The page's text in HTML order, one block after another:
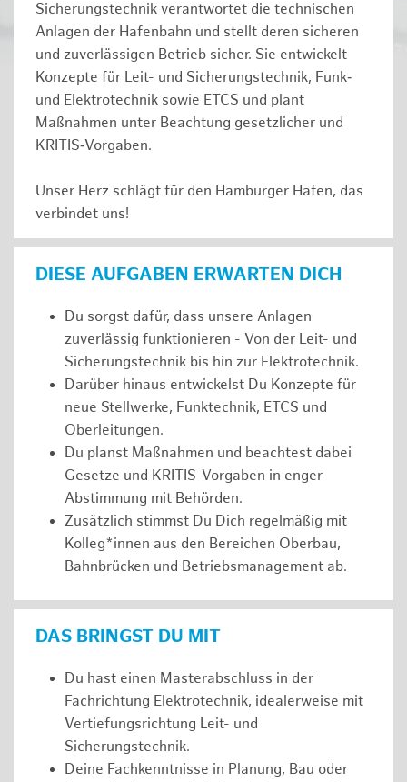
Sicherungstechnik verantwortet die technischen
Anlagen der Hafenbahn und stellt deren sicheren
und zuverlässigen Betrieb sicher. Sie entwickelt
Konzepte für Leit- und Sicherungstechnik, Funk‑
und Elektrotechnik sowie ETCS und plant
Maßnahmen unter Beachtung gesetzlicher und
KRITIS‑Vorgaben.
Unser Herz schlägt für den Hamburger Hafen, das
verbindet uns!
DIESE AUFGABEN ERWARTEN DICH
Du sorgst dafür, dass unsere Anlagen
zuverlässig funktionieren - Von der Leit- und
Sicherungstechnik bis hin zur Elektrotechnik.
Darüber hinaus entwickelst Du Konzepte für
neue Stellwerke, Funktechnik, ETCS und
Oberleitungen.
Du planst Maßnahmen und beachtest dabei
Gesetze und KRITIS-Vorgaben in enger
Abstimmung mit Behörden.
Zusätzlich stimmst Du Dich regelmäßig mit
Kolleg*innen aus den Bereichen Oberbau,
Bahnbrücken und Betriebsmanagement ab.
DAS BRINGST DU MIT
Du hast einen Masterabschluss in der
Fachrichtung Elektrotechnik, idealerweise mit
Vertiefungsrichtung Leit- und
Sicherungstechnik.
Deine Fachkenntnisse in Planung, Bau oder